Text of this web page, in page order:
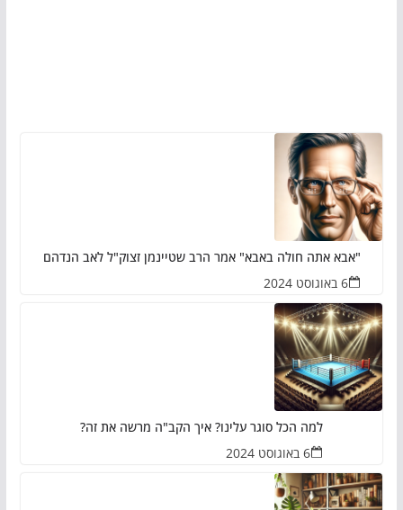
"אבא אתה חולה באבא" אמר הרב שטיינמן זצוק"ל לאב הנדהם
6 באוגוסט 2024
למה הכל סוגר עלינו? איך הקב"ה מרשה את זה?
6 באוגוסט 2024